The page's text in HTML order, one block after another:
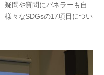
疑問や質問にパネラーも自
様々なSDGsの17項目につい